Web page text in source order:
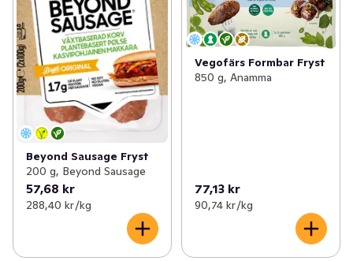
Beyond Sausage Fryst
200 g, Beyond Sausage
57,68 kr
288,40 kr /kg
Vegofärs Formbar Fryst
850 g, Anamma
77,13 kr
90,74 kr /kg